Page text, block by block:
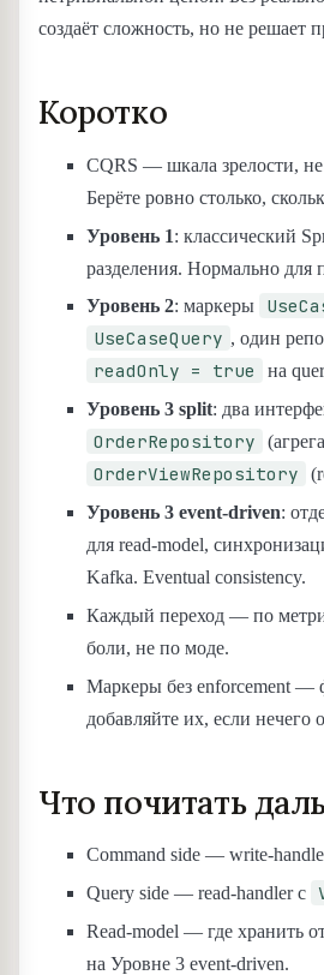
создаёт сложность, но не решает
Коротко
CQRS — шкала зрелости,
Берёте ровно столько,
Уровень 1: классический
разделения. Нормально для
Уровень 2: маркеры
UseCaseQuery , один
readOnly = true
на
Уровень 3 split: два
OrderRepository
OrderViewRepository
Уровень 3 event-driven:
для read-model,
Kafka. Eventual consistency.
Каждый переход — по
боли, не по моде.
Маркеры без enforcement —
добавляйте их, если нечего
Что почитать
Command side — write-
Query side — read-handler с
Read-model — где хранить
на Уровне 3 event-driven.